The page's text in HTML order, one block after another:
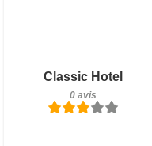
Classic Hotel
0 avis